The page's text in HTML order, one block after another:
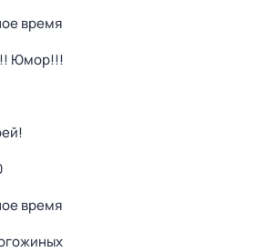
время
Юмор!!!
время